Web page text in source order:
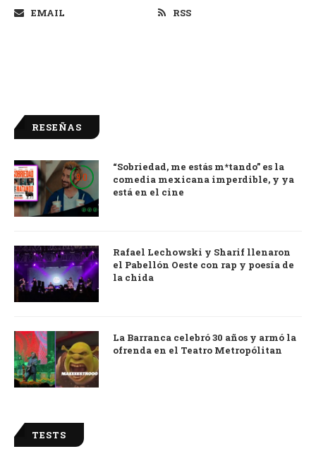
EMAIL
RSS
RESEÑAS
9.0
“Sobriedad, me estás m*tando” es la
comedia mexicana imperdible, y ya
está en el cine
Rafael Lechowski y Sharif llenaron
el Pabellón Oeste con rap y poesía de
la chida
La Barranca celebró 30 años y armó la
ofrenda en el Teatro Metropólitan
TESTS